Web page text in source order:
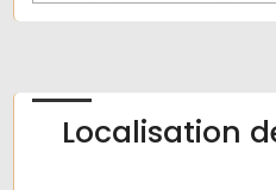
Localisation